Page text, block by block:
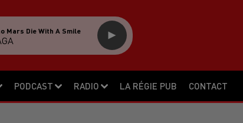
PODCAST RADIO LA RÉGIE PUB CONTACT
Mars Die With A Smile